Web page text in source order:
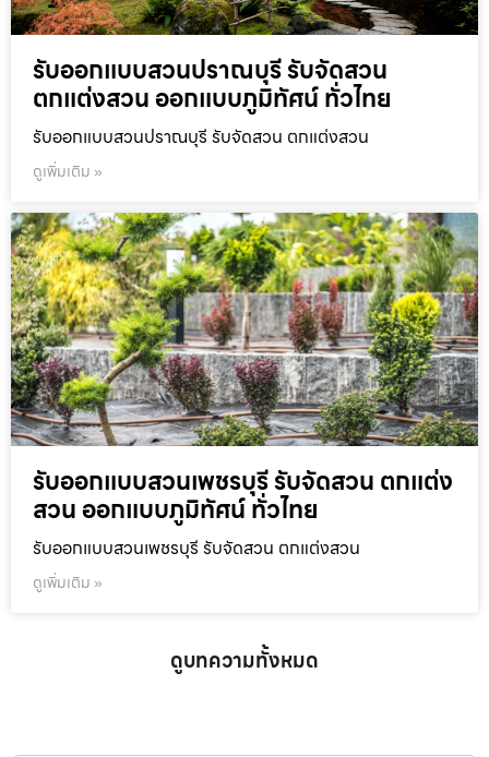
รับออกแบบสวนปราณบุรี รับจัดสวน
ตกแต่งสวน ออกแบบภูมิทัศน์ ทั่วไทย
รับออกแบบสวนปราณบุรี รับจัดสวน ตกแต่งสวน
ดูเพิ่มเติม »
รับออกแบบสวนเพชรบุรี รับจัดสวน ตกแต่ง
สวน ออกแบบภูมิทัศน์ ทั่วไทย
รับออกแบบสวนเพชรบุรี รับจัดสวน ตกแต่งสวน
ดูเพิ่มเติม »
ดูบทความทั้งหมด